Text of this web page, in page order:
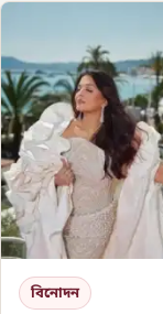
বিনোদন